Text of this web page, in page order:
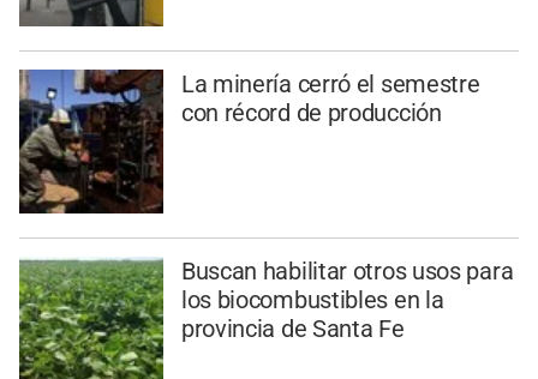
La minería cerró el semestre
con récord de producción
Buscan habilitar otros usos para
los biocombustibles en la
provincia de Santa Fe